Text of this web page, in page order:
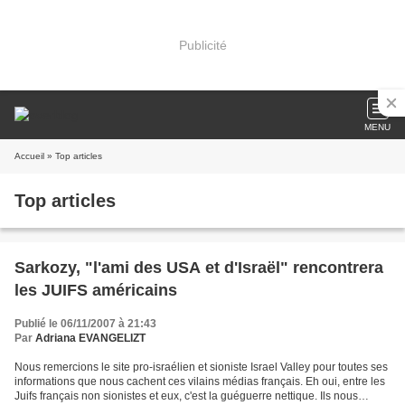
Publicité
MENU
Accueil » Top articles
Top articles
Sarkozy, "l'ami des USA et d'Israël" rencontrera
les JUIFS américains
Publié le 06/11/2007 à 21:43
Par Adriana EVANGELIZT
Nous remercions le site pro-israélien et sioniste Israel Valley pour toutes ses
informations que nous cachent ces vilains médias français. Eh oui, entre les
Juifs français non sionistes et eux, c'est la guéguerre nettique. Ils nous